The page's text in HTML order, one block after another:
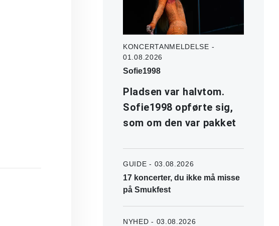
KONCERTANMELDELSE -
01.08.2026
Sofie1998
Pladsen var halvtom.
Sofie1998 opførte sig,
som om den var pakket
GUIDE - 03.08.2026
17 koncerter, du ikke må misse
på Smukfest
NYHED - 03.08.2026